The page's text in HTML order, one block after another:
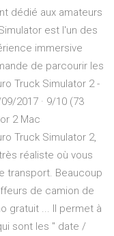
dédié aux amateurs
est l'un des
immersive
de parcourir les
Truck Simulator 2 -
2017 · 9/10 (73
2 Mac
Truck Simulator 2,
réaliste où vous
transport. Beaucoup
de camion de
gratuit ... Il permet à
sont les " date /